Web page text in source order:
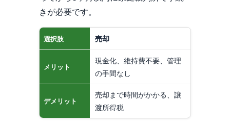
きが必要です。
選択肢 売却
メリット
現金化、維持費不要、管理
の手間なし
デメリット
売却まで時間がかかる、譲
渡所得税